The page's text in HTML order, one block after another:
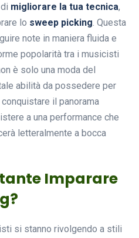
migliorare la tua tecnica,
lo sweep picking . Questa
note in maniera fluida e
popolarità tra i musicisti
è solo una moda del
abilità da possedere per
il panorama
a una performance che
letteralmente a bocca
Imparare
si stanno rivolgendo a stili